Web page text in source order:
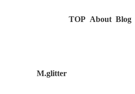
M.glitter
TOP About Blog